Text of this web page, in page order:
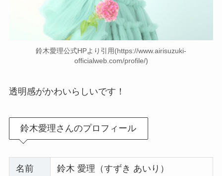
鈴木愛理公式HPより引用(https://www.airisuzuki-
officialweb.com/profile/)
透明感がかわいらしいです！
鈴木愛理さんのプロフィール
名前 鈴木 愛理（すずき あいり）